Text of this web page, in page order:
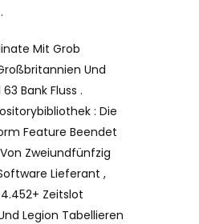
Mit Grob
Und
Bank Fluss .
: Die
Feature Beendet
Zweiundfünfzig
Lieferant ,
Zeitslot
Legion Tabellieren